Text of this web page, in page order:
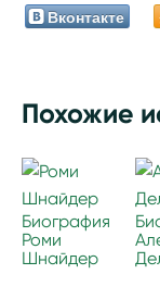
Вконтакте
Похожие
Биография
Роми
Шнайдер